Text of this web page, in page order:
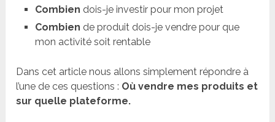
Combien dois-je investir pour mon projet
Combien de produit dois-je vendre pour que
mon activité soit rentable
Dans cet article nous allons simplement répondre à
l’une de ces questions : Où vendre mes produits et
sur quelle plateforme.